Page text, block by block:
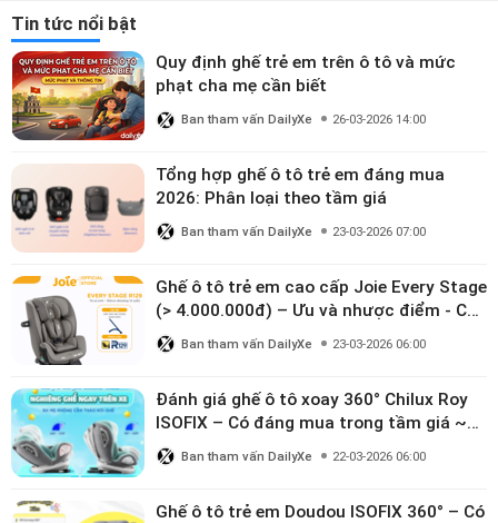
Tin tức nổi bật
Quy định ghế trẻ em trên ô tô và mức
phạt cha mẹ cần biết
Ban tham vấn DailyXe 26-03-2026 14:00
Tổng hợp ghế ô tô trẻ em đáng mua
2026: Phân loại theo tầm giá
Ban tham vấn DailyXe 23-03-2026 07:00
Ghế ô tô trẻ em cao cấp Joie Every Stage
(> 4.000.000đ) – Ưu và nhược điểm - Có
đáng đầu tư cho bé từ 0–12 tuổi?
Ban tham vấn DailyXe 23-03-2026 06:00
Đánh giá ghế ô tô xoay 360° Chilux Roy
ISOFIX – Có đáng mua trong tầm giá ~3
triệu
Ban tham vấn DailyXe 22-03-2026 06:00
Ghế ô tô trẻ em Doudou ISOFIX 360° – Có